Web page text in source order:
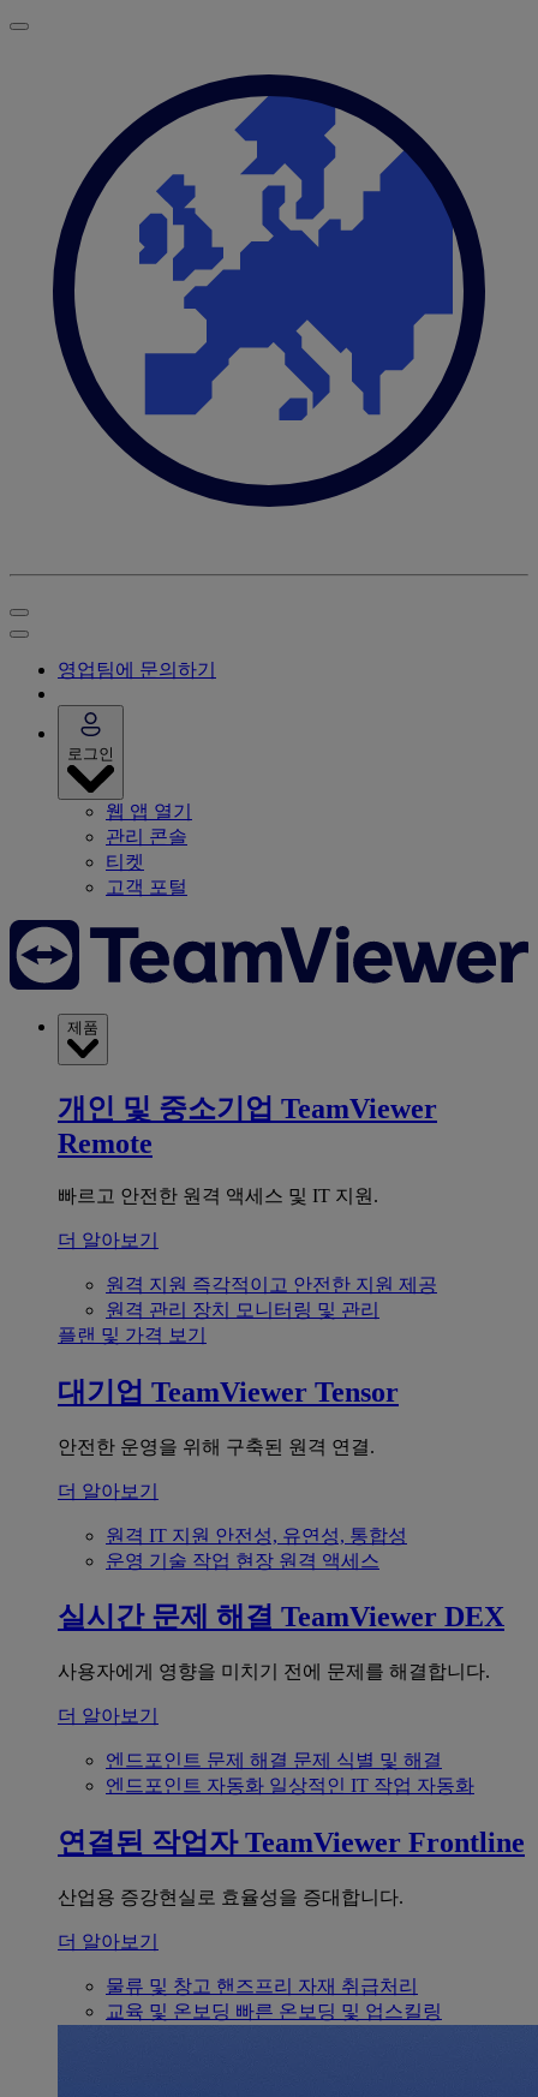
영업팀에 문의하기
로그인
웹 앱 열기
관리 콘솔
티켓
고객 포털
제품
개인 및 중소기업 TeamViewer
Remote
빠르고 안전한 원격 액세스 및 IT 지원.
더 알아보기
원격 지원 즉각적이고 안전한 지원 제공
원격 관리 장치 모니터링 및 관리
플랜 및 가격 보기
대기업 TeamViewer Tensor
안전한 운영을 위해 구축된 원격 연결.
더 알아보기
원격 IT 지원 안전성, 유연성, 통합성
운영 기술 작업 현장 원격 액세스
실시간 문제 해결 TeamViewer DEX
사용자에게 영향을 미치기 전에 문제를 해결합니다.
더 알아보기
엔드포인트 문제 해결 문제 식별 및 해결
엔드포인트 자동화 일상적인 IT 작업 자동화
연결된 작업자 TeamViewer Frontline
산업용 증강현실로 효율성을 증대합니다.
더 알아보기
물류 및 창고 핸즈프리 자재 취급처리
교육 및 온보딩 빠른 온보딩 및 업스킬링